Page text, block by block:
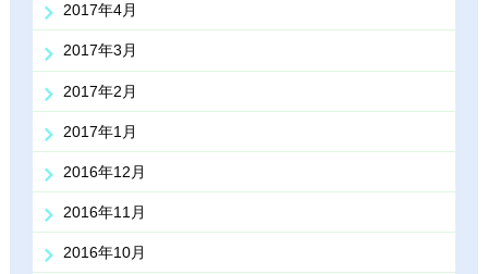
2017年4月
2017年3月
2017年2月
2017年1月
2016年12月
2016年11月
2016年10月